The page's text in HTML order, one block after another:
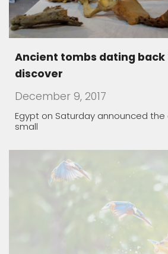
Ancient tombs dating back
discover
December 9, 2017
Egypt on Saturday announced
small